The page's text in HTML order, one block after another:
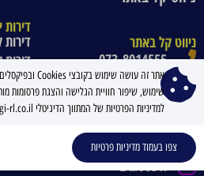
ניווט קל באתר
073-8014555
ואטסאפ
מייל
טיק טוק
אינסטגרם
דירות
שימוש, שיפור חוויית הגלישה והצגת פרסומות
למדיניות הפרטיות של המתווך הדיגיטלי digi-rl.co.il
צפו בעמוד מדיניות פרטיות